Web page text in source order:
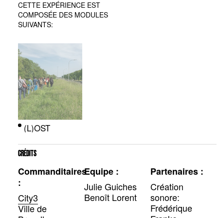
CETTE EXPÉRIENCE EST
COMPOSÉE DES MODULES
SUIVANTS:
(L)OST
CRÉDITS
Commanditaires
:
City3
Ville de
Equipe :
Julie Guiches
Benoît Lorent
Partenaires :
Création
sonore:
Frédérique